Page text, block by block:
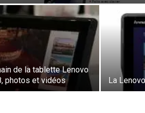
de la tablette Lenovo
photos et vidéos
La